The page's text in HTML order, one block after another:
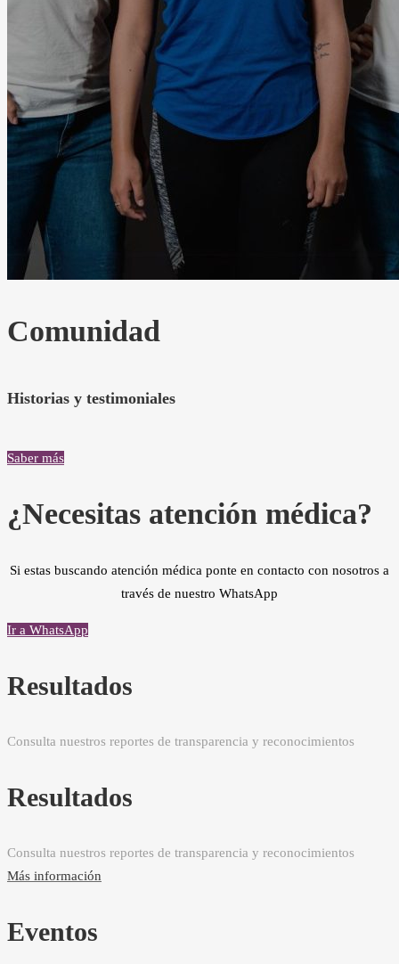
Comunidad
Historias y testimoniales
Saber más
¿Necesitas atención médica?
Si estas buscando atención médica ponte en contacto con nosotros a
través de nuestro WhatsApp
Ir a WhatsApp
Resultados
Consulta nuestros reportes de transparencia y reconocimientos
Resultados
Consulta nuestros reportes de transparencia y reconocimientos
Más información
Eventos